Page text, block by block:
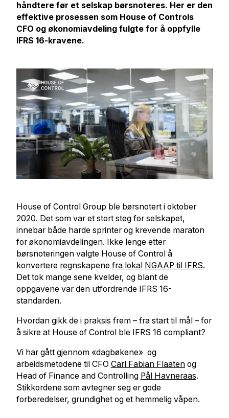
håndtere før et selskap børsnoteres. Her er den
effektive prosessen som House of Controls
CFO og økonomiavdeling fulgte for å oppfylle
IFRS 16-kravene.
House of Control Group ble børsnotert i oktober
2020. Det som var et stort steg for selskapet,
innebar både harde sprinter og krevende maraton
for økonomiavdelingen. Ikke lenge etter
børsnoteringen valgte House of Control å
konvertere regnskapene fra lokal NGAAP til IFRS.
Det tok mange sene kvelder, og blant de
oppgavene var den utfordrende IFRS 16-
standarden.
Hvordan gikk de i praksis frem – fra start til mål – for
å sikre at House of Control ble IFRS 16 compliant?
Vi har gått gjennom «dagbøkene» og
arbeidsmetodene til CFO Carl Fabian Flaatenog
Head of Finance and Controlling Pål Havneraas.
Stikkordene som avtegner seg er gode
forberedelser, grundighet og et hemmelig våpen.